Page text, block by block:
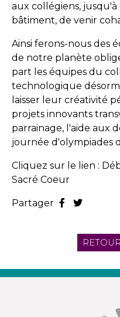
aux collégiens,
bâtiment, de venir
Ainsi ferons-nous des
de notre planète
part les équipes du
technologique
laisser leur créativité
projets innovants
parrainage, l'aide aux
journée d'olympiades
Cliquez sur le lien :
Sacré Coeur
Partager